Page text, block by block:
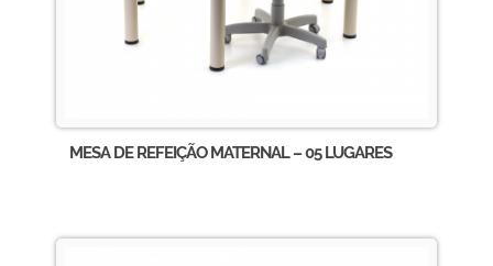
MESA DE REFEIÇÃO MATERNAL – 05 LUGARES